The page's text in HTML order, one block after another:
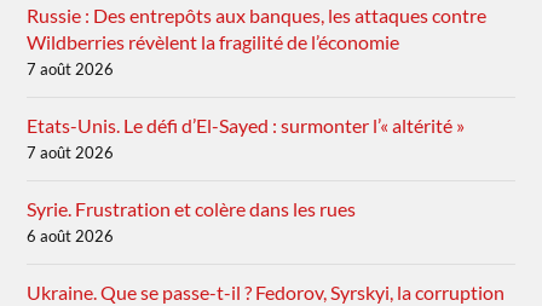
Russie : Des entrepôts aux banques, les attaques contre
Wildberries révèlent la fragilité de l’économie
7 août 2026
Etats-Unis. Le défi d’El-Sayed : surmonter l’« altérité »
7 août 2026
Syrie. Frustration et colère dans les rues
6 août 2026
Ukraine. Que se passe-t-il ? Fedorov, Syrskyi, la corruption